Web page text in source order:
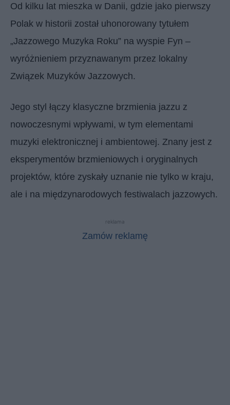
Od kilku lat mieszka w Danii, gdzie jako pierwszy
Polak w historii został uhonorowany tytułem
„Jazzowego Muzyka Roku” na wyspie Fyn –
wyróżnieniem przyznawanym przez lokalny
Związek Muzyków Jazzowych.
Jego styl łączy klasyczne brzmienia jazzu z
nowoczesnymi wpływami, w tym elementami
muzyki elektronicznej i ambientowej. Znany jest z
eksperymentów brzmieniowych i oryginalnych
projektów, które zyskały uznanie nie tylko w kraju,
ale i na międzynarodowych festiwalach jazzowych.
reklama
Zamów reklamę